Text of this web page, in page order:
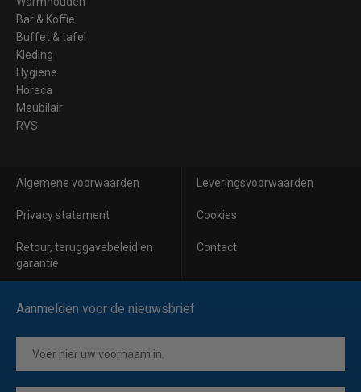
Bar & Koffie
Buffet & tafel
Kleding
Hygiene
Horeca
Meubilair
RVS
Algemene voorwaarden Leveringsvoorwaarden
Privacy statement Cookies
Retour, teruggavebeleid en
garantie
Contact
Aanmelden voor de nieuwsbrief